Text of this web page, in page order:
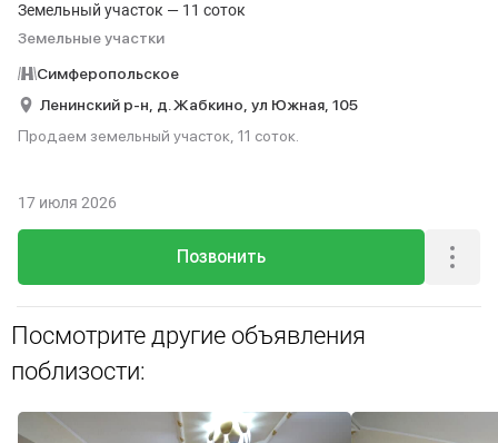
Земельный участок — 11 соток
Земельные участки
Симферопольское
Ленинский р-н, д. Жабкино, ул Южная, 105
Продаем земельный участок, 11 соток.
Позвонить
17 июля 2026
Посмотрите другие объявления
поблизости: